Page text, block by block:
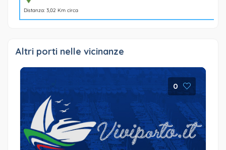
Distanza: 3,02 Km circa
Altri porti nelle vicinanze
0